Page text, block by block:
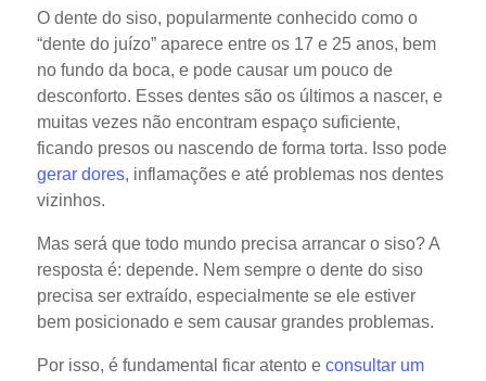
O dente do siso, popularmente conhecido como o
“dente do juízo” aparece entre os 17 e 25 anos, bem
no fundo da boca, e pode causar um pouco de
desconforto. Esses dentes são os últimos a nascer, e
muitas vezes não encontram espaço suficiente,
ficando presos ou nascendo de forma torta. Isso pode
gerar dores, inflamações e até problemas nos dentes
vizinhos.
Mas será que todo mundo precisa arrancar o siso? A
resposta é: depende. Nem sempre o dente do siso
precisa ser extraído, especialmente se ele estiver
bem posicionado e sem causar grandes problemas.
Por isso, é fundamental ficar atento e consultar um